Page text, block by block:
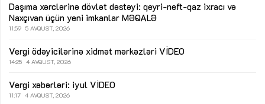
Daşıma xərclərinə dövlət dəstəyi: qeyri-neft-qaz ixracı və
Naxçıvan üçün yeni imkanlar MƏQALƏ
11:59 5 AVQUST, 2026
Vergi ödəyicilərinə xidmət mərkəzləri VİDEO
14:25 4 AVQUST, 2026
Vergi xəbərləri: iyul VİDEO
11:17 4 AVQUST, 2026